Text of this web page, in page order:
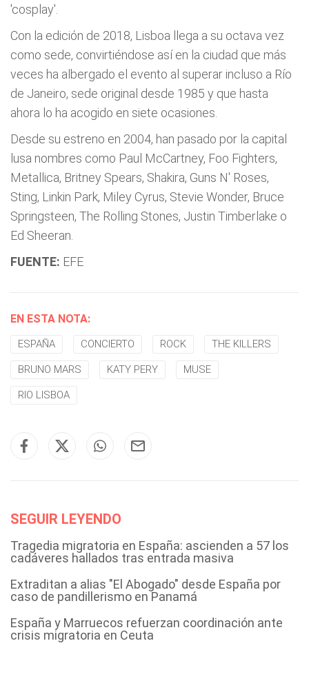
'cosplay'.
Con la edición de 2018, Lisboa llega a su octava vez
como sede, convirtiéndose así en la ciudad que más
veces ha albergado el evento al superar incluso a Río
de Janeiro, sede original desde 1985 y que hasta
ahora lo ha acogido en siete ocasiones.
Desde su estreno en 2004, han pasado por la capital
lusa nombres como Paul McCartney, Foo Fighters,
Metallica, Britney Spears, Shakira, Guns N' Roses,
Sting, Linkin Park, Miley Cyrus, Stevie Wonder, Bruce
Springsteen, The Rolling Stones, Justin Timberlake o
Ed Sheeran.
FUENTE: EFE
EN ESTA NOTA:
ESPAÑA CONCIERTO ROCK THE KILLERS
BRUNO MARS KATY PERY MUSE
RIO LISBOA
SEGUIR LEYENDO
Tragedia migratoria en España: ascienden a 57 los
cadáveres hallados tras entrada masiva
Extraditan a alias "El Abogado" desde España por
caso de pandillerismo en Panamá
España y Marruecos refuerzan coordinación ante
crisis migratoria en Ceuta